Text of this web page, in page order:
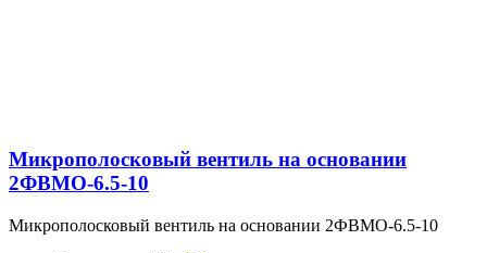
Микрополосковый вентиль на основании
2ФВМO-6.5-10
Микрополосковый вентиль на основании 2ФВМO-6.5-10